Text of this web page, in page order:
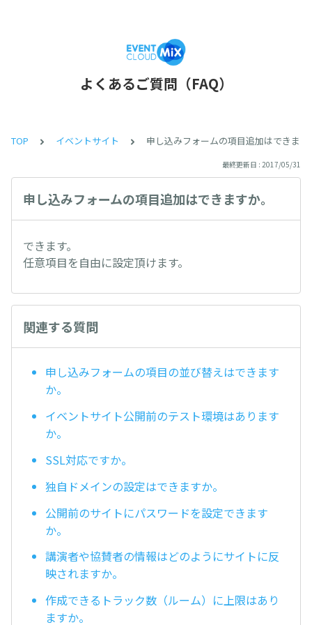
よくあるご質問（FAQ）
TOP イベントサイト 申し込みフォームの項目追加はできます
最終更新日 : 2017/05/31
申し込みフォームの項目追加はできますか。
できます。
任意項目を自由に設定頂けます。
関連する質問
申し込みフォームの項目の並び替えはできます
か。
イベントサイト公開前のテスト環境はあります
か。
SSL対応ですか。
独自ドメインの設定はできますか。
公開前のサイトにパスワードを設定できます
か。
講演者や協賛者の情報はどのようにサイトに反
映されますか。
作成できるトラック数（ルーム）に上限はあり
ますか。